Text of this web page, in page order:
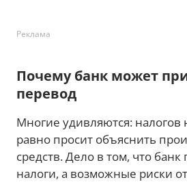
Реклама
Почему банк может
перевод
Многие удивляются: налогов
равно просит объяснить
средств. Дело в том, что банк
налоги, а возможные риски